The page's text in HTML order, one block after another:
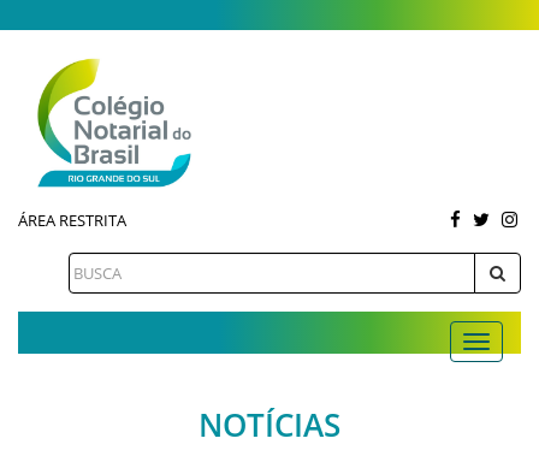
ÁREA RESTRITA
NOTÍCIAS